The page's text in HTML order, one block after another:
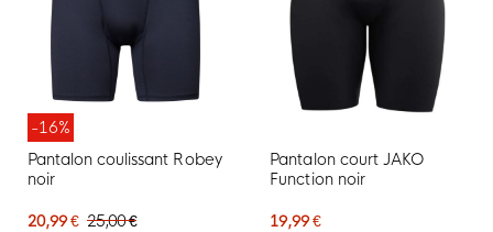
-16%
Pantalon coulissant Robey
noir
20,99 € 25,00 €
Pantalon court JAKO
Function noir
19,99 €